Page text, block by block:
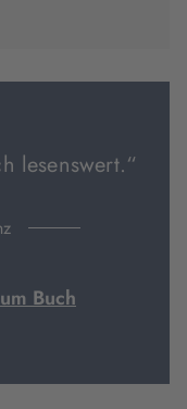
Tab
lesenswert.“
Buch